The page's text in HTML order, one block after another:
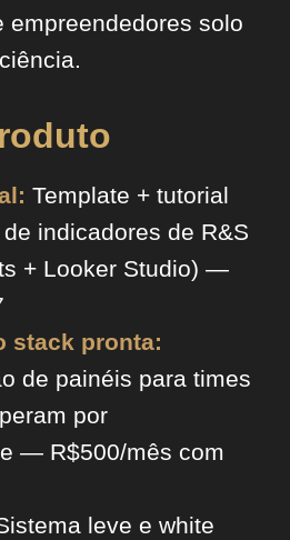
empreendedores solo
Template + tutorial
indicadores de R&S
+ Looker Studio) —
stack pronta:
de painéis para times
por
— R$500/mês com
leve e white